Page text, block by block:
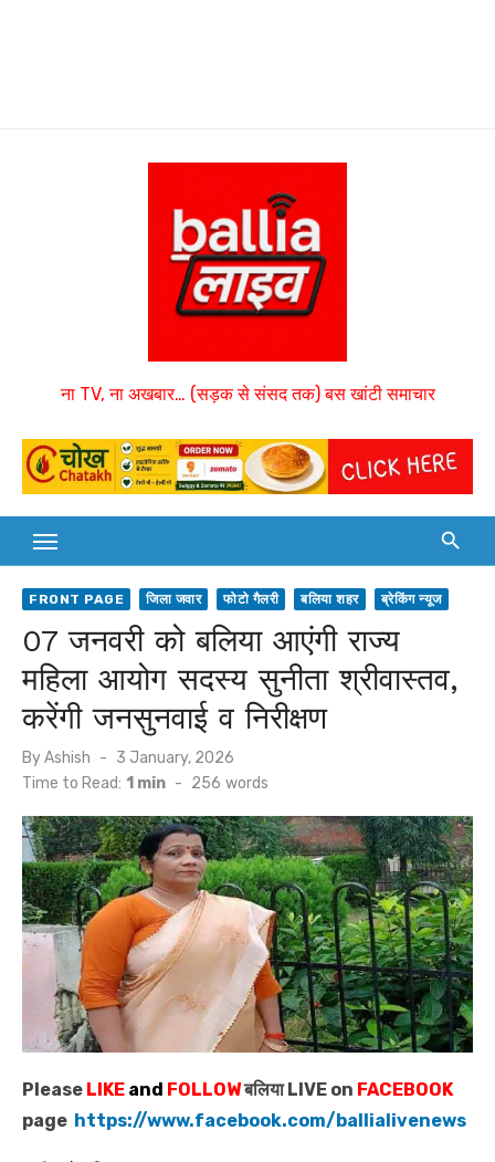
ना TV, ना अखबार… (सड़क से संसद तक) बस खांटी समाचार
FRONT PAGE जिला जवार फोटो गैलरी बलिया शहर ब्रेकिंग न्यूज
07 जनवरी को बलिया आएंगी राज्य
महिला आयोग सदस्य सुनीता श्रीवास्तव,
करेंगी जनसुनवाई व निरीक्षण
ByAshish
Posted
on
3 January, 2026
Time to Read: 1 min - 256 words
Please LIKE and FOLLOWबलिया LIVE on FACEBOOK
page https://www.facebook.com/ballialivenews